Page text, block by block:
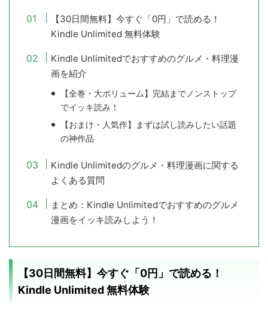
【30日間無料】今すぐ「0円」で読める！
Kindle Unlimited 無料体験
Kindle Unlimitedでおすすめのグルメ・料理漫
画を紹介
【全巻・大ボリューム】完結までノンストップ
でイッキ読み！
【おまけ・人気作】まずは試し読みしたい話題
の神作品
Kindle Unlimitedのグルメ・料理漫画に関する
よくある質問
まとめ：Kindle Unlimitedでおすすめのグルメ
漫画をイッキ読みしよう！
【30日間無料】今すぐ「0円」で読める！
Kindle Unlimited 無料体験